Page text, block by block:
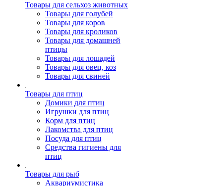
Товары для сельхоз животных
Товары для голубей
Товары для коров
Товары для кроликов
Товары для домашней
птицы
Товары для лошадей
Товары для овец, коз
Товары для свиней
Товары для птиц
Домики для птиц
Игрушки для птиц
Корм для птиц
Лакомства для птиц
Посуда для птиц
Средства гигиены для
птиц
Товары для рыб
Аквариумистика